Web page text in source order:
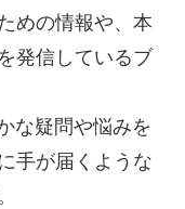
めの情報や、本
発信しているブ
な疑問や悩みを
手が届くような